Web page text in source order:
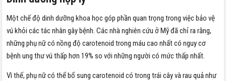
Một chế độ dinh dưỡng khoa học góp phần quan trọng trong việc bảo vệ
vú khỏi các tác nhân gây bệnh. Các nhà nghiên cứu ở Mỹ đã chỉ ra rằng,
những phụ nữ có nồng độ carotenoid trong máu cao nhất có nguy cơ
bệnh ung thư vú thấp hơn 19% so với những người có mức thấp nhất.
Vì thế, phụ nữ có thể bổ sung carotenoid có trong trái cây và rau quả như